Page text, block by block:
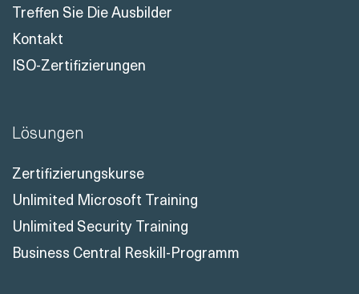
Treffen Sie Die Ausbilder
Kontakt
ISO-Zertifizierungen
Lösungen
Zertifizierungskurse
Unlimited Microsoft Training
Unlimited Security Training
Business Central Reskill-Programm